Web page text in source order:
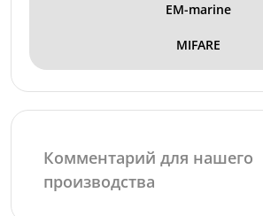
EM-marine
MIFARE